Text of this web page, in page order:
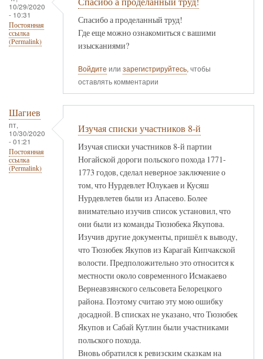
10/29/2020
- 10:31
Постоянная
ссылка
(Permalink)
Спасибо а проделанный труд!
Где еще можно ознакомиться с вашими
изысканиями?
Войдите или зарегистрируйтесь, чтобы
оставлять комментарии
Шагиев
пт,
10/30/2020
- 01:21
Постоянная
ссылка
(Permalink)
Изучая списки участников 8-й
Изучая списки участников 8-й партии
Ногайской дороги польского похода 1771-
1773 годов, сделал неверное заключение о
том, что Нурдевлет Юлукаев и Кусяш
Нурдевлетев были из Апасево. Более
внимательно изучив список установил, что
они были из команды Тюзюбека Якупова.
Изучив другие документы, пришёл к выводу,
что Тюзюбек Якупов из Карагай Кипчакской
волости. Предположительно это относится к
местности около современного Исмакаево
Вернеавзянского сельсовета Белорецкого
района. Поэтому считаю эту мою ошибку
досадной. В списках не указано, что Тюзюбек
Якупов и Сабай Кутлин были участниками
польского похода.
Вновь обратился к ревизским сказкам на